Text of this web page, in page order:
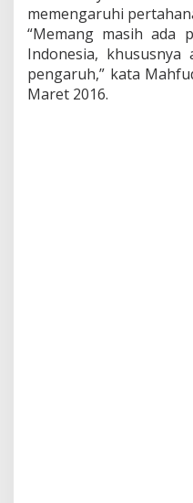
memengaruhi
“Memang masih ada
Indonesia,
pengaruh,” kata
Maret 2016.